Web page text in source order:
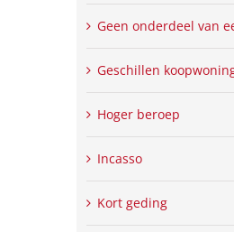
Geen onderdeel van
Geschillen
Hoger beroep
Incasso
Kort geding